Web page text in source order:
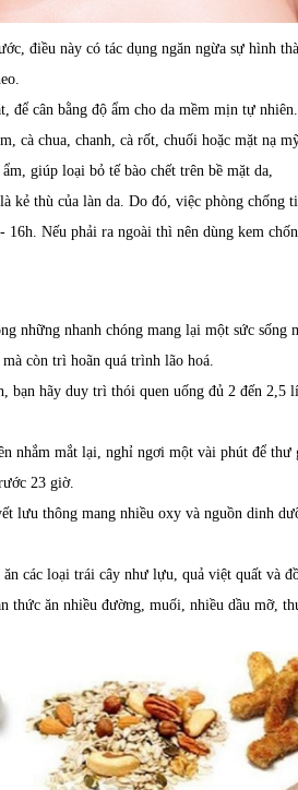
điều này có tác dụng ngăn ngừa sự hình
để cân bằng độ ẩm cho da mềm mịn tự
cà chua, chanh, cà rốt, chuối hoặc mặt nạ
giúp loại bỏ tế bào chết trên bề mặt da,
kẻ thù của làn da. Do đó, việc phòng chống
Nếu phải ra ngoài thì nên dùng kem
những nhanh chóng mang lại một sức sống
còn trì hoãn quá trình lão hoá.
bạn hãy duy trì thói quen uống đủ 2 đến 2,5
nhắm mắt lại, nghỉ ngơi một vài phút để thư
23 giờ.
lưu thông mang nhiều oxy và nguồn dinh
các loại trái cây như lựu, quả việt quất và
thức ăn nhiều đường, muối, nhiều dầu mỡ,